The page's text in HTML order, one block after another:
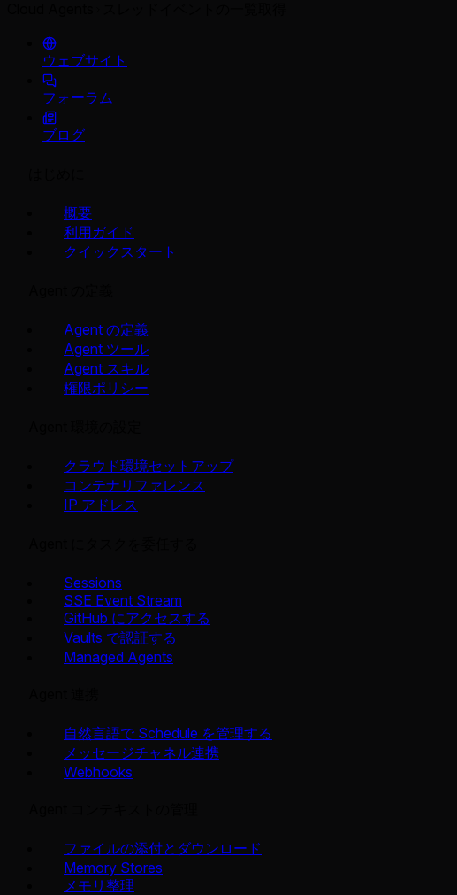
ウェブサイト
フォーラム
ブログ
概要
利用ガイド
クイックスタート
Agent の定義
Agent ツール
Agent スキル
権限ポリシー
クラウド環境セットアップ
コンテナリファレンス
IP アドレス
Sessions
SSE Event Stream
GitHub にアクセスする
Vaults で認証する
Managed Agents
自然言語で Schedule を管理する
メッセージチャネル連携
Webhooks
ファイルの添付とダウンロード
Memory Stores
メモリ整理